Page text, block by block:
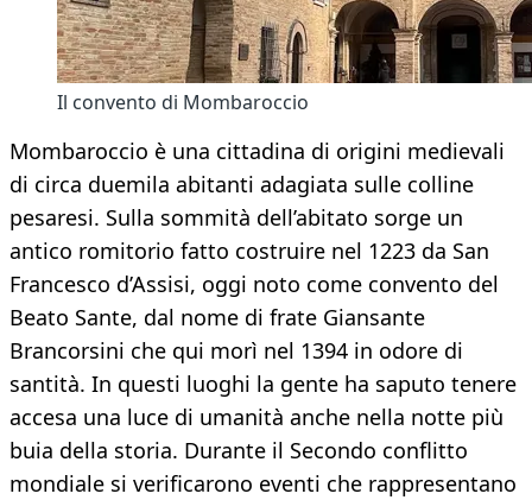
Il convento di Mombaroccio
Mombaroccio è una cittadina di origini medievali
di circa duemila abitanti adagiata sulle colline
pesaresi. Sulla sommità dell’abitato sorge un
antico romitorio fatto costruire nel 1223 da San
Francesco d’Assisi, oggi noto come convento del
Beato Sante, dal nome di frate Giansante
Brancorsini che qui morì nel 1394 in odore di
santità. In questi luoghi la gente ha saputo tenere
accesa una luce di umanità anche nella notte più
buia della storia. Durante il Secondo conflitto
mondiale si verificarono eventi che rappresentano